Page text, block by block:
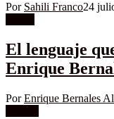
Por Sahili Franco24
El lenguaje
Enrique
PorEnrique Bernales